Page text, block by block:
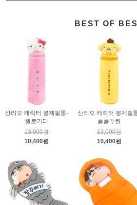
BEST OF
산리오 캐릭터 봉제필통-
헬로키티
13,000원
10,400원
산리오 캐릭터 봉제필
폼폼푸린
13,000원
10,400원